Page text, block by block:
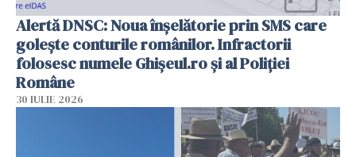
Alertă DNSC: Noua înșelătorie prin SMS care
golește conturile românilor. Infractorii
folosesc numele Ghișeul.ro și al Poliției
Române
30 IULIE 2026